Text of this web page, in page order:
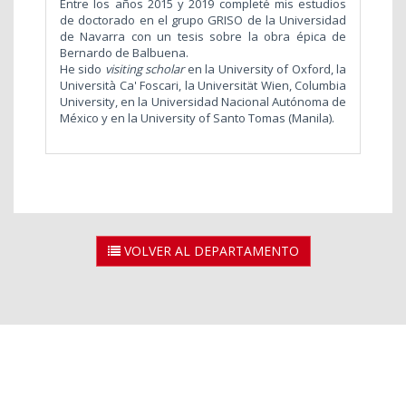
Entre los años 2015 y 2019 completé mis estudios
de doctorado en el grupo GRISO de la Universidad
de Navarra con un tesis sobre la obra épica de
Bernardo de Balbuena.
He sido visiting scholaren la University of Oxford, la
Università Ca' Foscari, la Universität Wien, Columbia
University, en la Universidad Nacional Autónoma de
México y en la University of Santo Tomas (Manila).
VOLVER AL DEPARTAMENTO